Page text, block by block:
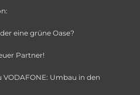
eine grüne Oase?
Partner!
VODAFONE: Umbau in den